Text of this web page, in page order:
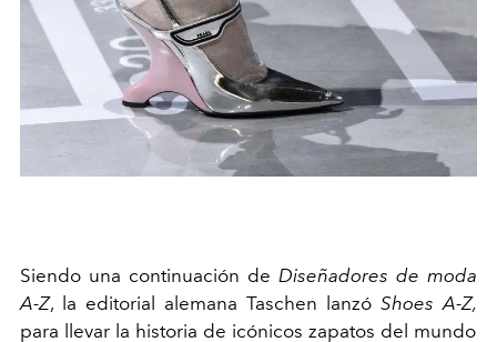
Siendo una continuación de Diseñadores de moda
A-Z, la editorial alemana Taschen lanzó Shoes A-Z,
para llevar la historia de icónicos zapatos del mundo